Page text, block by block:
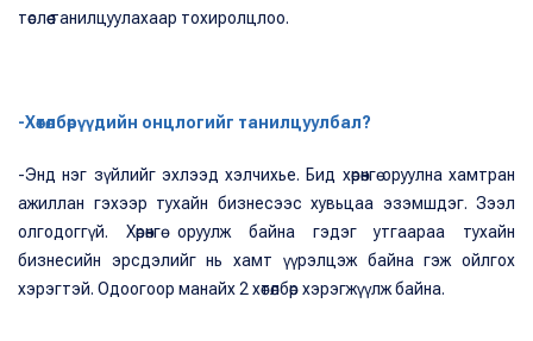
төслөө танилцуулахаар тохиролцлоо.
-Хөтөлбөрүүдийн онцлогийг танилцуулбал?
-Энд нэг зүйлийг эхлээд хэлчихье. Бид хөрөнгө оруулна хамтран
ажиллан гэхээр тухайн бизнесээс хувьцаа эзэмшдэг. Зээл
олгодоггүй. Хөрөнгө оруулж байна гэдэг утгаараа тухайн
бизнесийн эрсдэлийг нь хамт үүрэлцэж байна гэж ойлгох
хэрэгтэй. Одоогоор манайх 2 хөтөлбөр хэрэгжүүлж байна.